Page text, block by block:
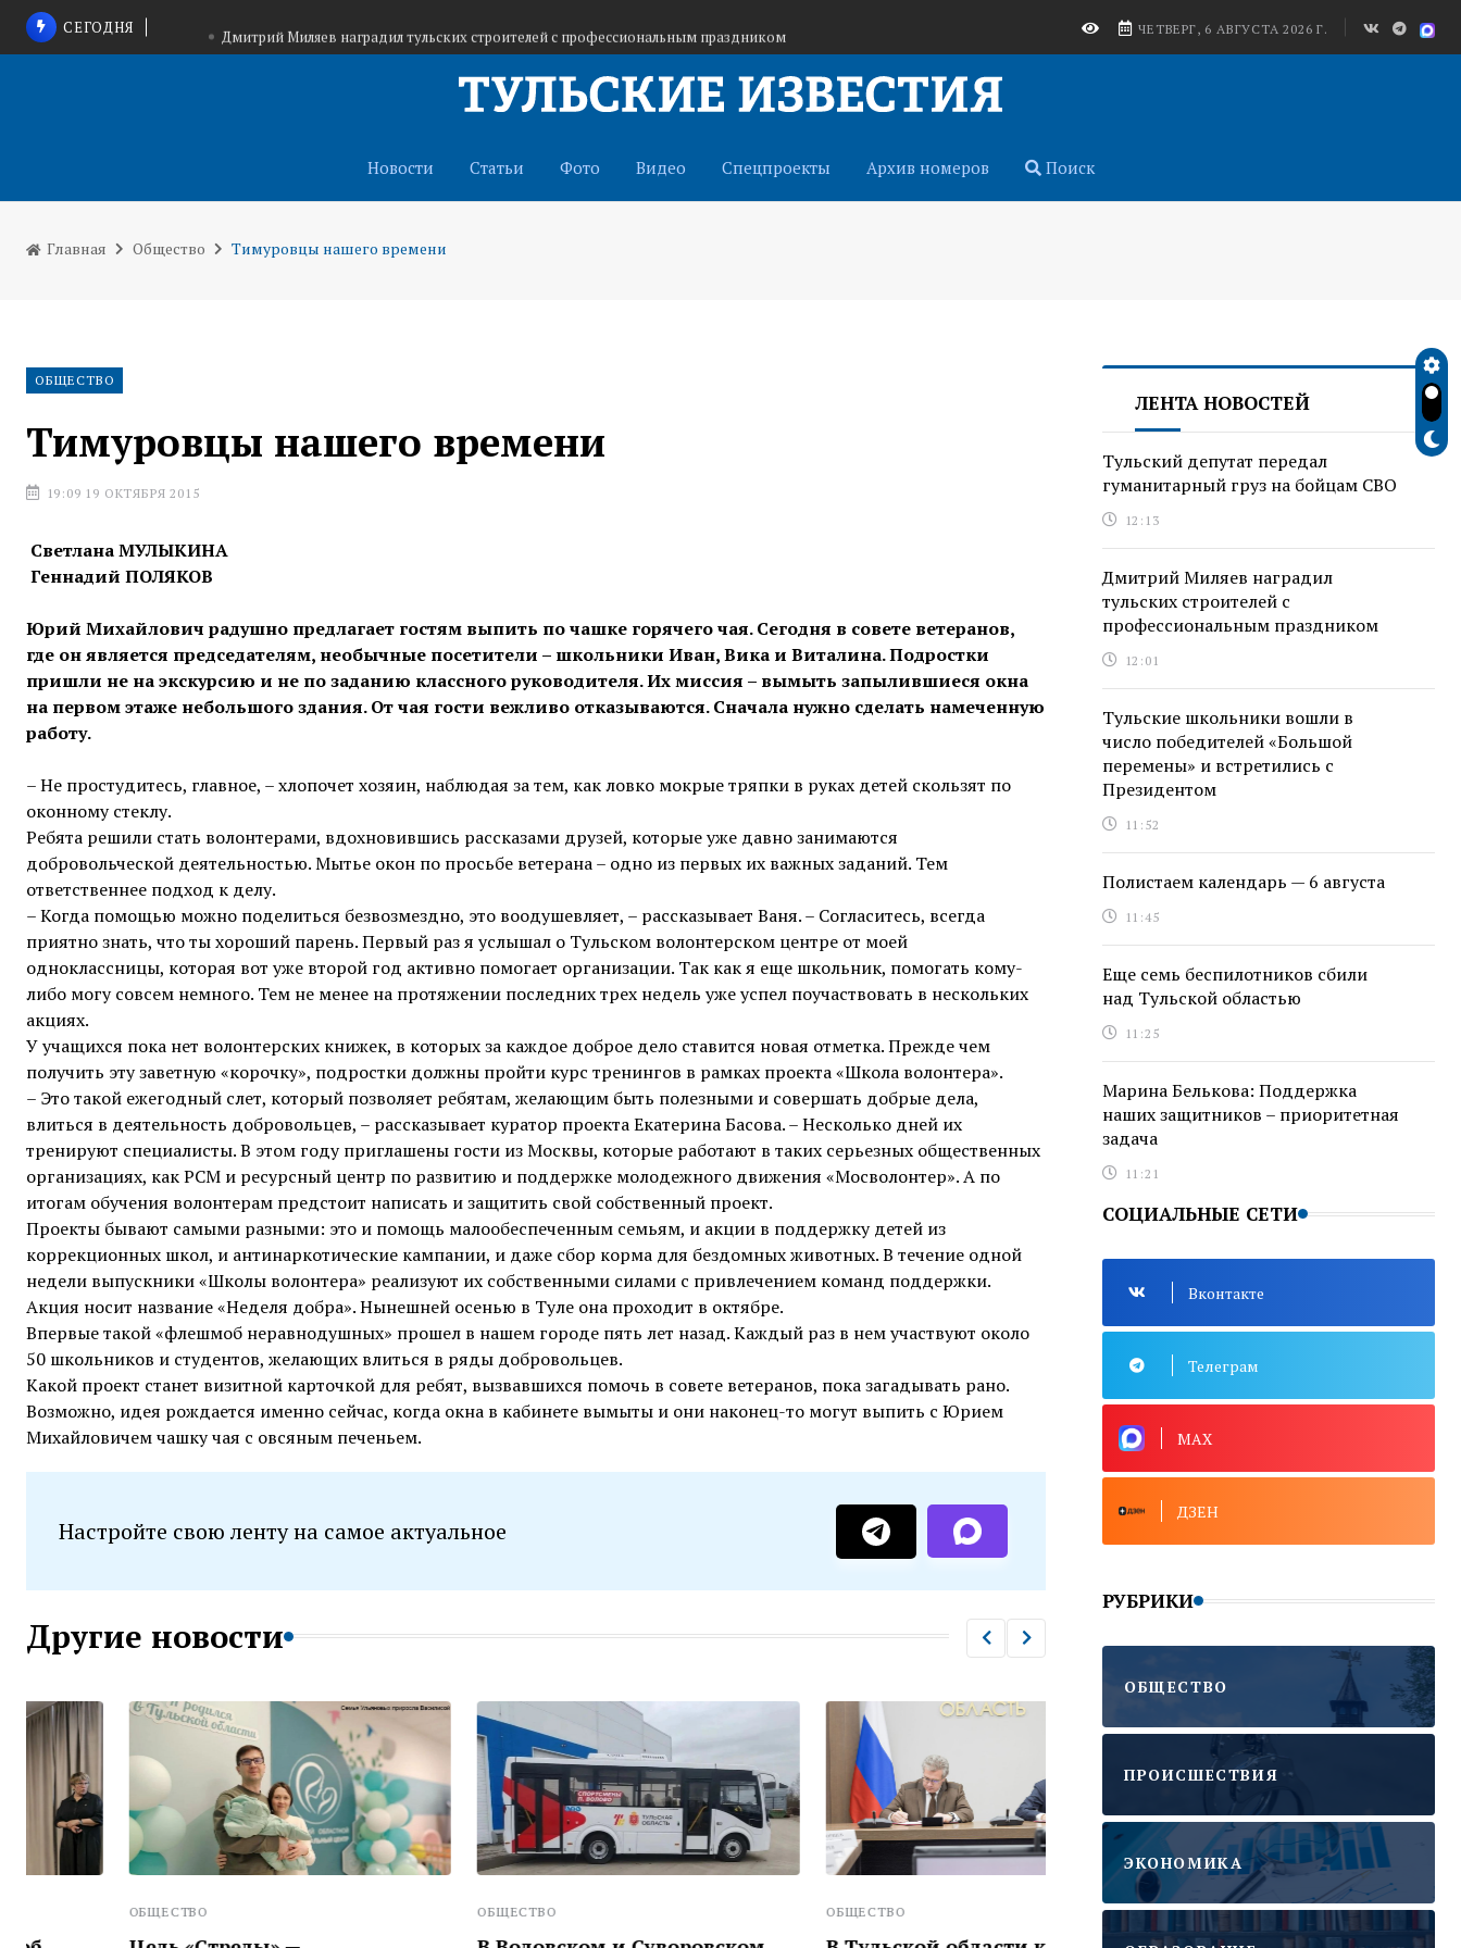
СЕГОДНЯ
Дмитрий Миляев наградил тульских строителей с профессиональным праздником
Тульские школьники вошли в число победителей «Большой перемены» и встретились с
Тульский депутат передал гуманитарный груз на бойцам СВО
ЧЕТВЕРГ, 6 АВГУСТА 2026 Г.
Новости Статьи Фото Видео Спецпроекты Архив номеров Поиск
Главная Общество Тимуровцы нашего времени
ОБЩЕСТВО
Тимуровцы нашего времени
19:09 19 ОКТЯБРЯ 2015
Светлана МУЛЫКИНА
Геннадий ПОЛЯКОВ
Юрий Михайлович радушно предлагает гостям выпить по чашке горячего чая. Сегодня в совете ветеранов,
где он является председателям, необычные посетители – школьники Иван, Вика и Виталина. Подростки
пришли не на экскурсию и не по заданию классного руководителя. Их миссия – вымыть запылившиеся окна
на первом этаже небольшого здания. От чая гости вежливо отказываются. Сначала нужно сделать намеченную
работу.
– Не простудитесь, главное, – хлопочет хозяин, наблюдая за тем, как ловко мокрые тряпки в руках детей скользят по
оконному стеклу.
Ребята решили стать волонтерами, вдохновившись рассказами друзей, которые уже давно занимаются
добровольческой деятельностью. Мытье окон по просьбе ветерана – одно из первых их важных заданий. Тем
ответственнее подход к делу.
– Когда помощью можно поделиться безвозмездно, это воодушевляет, – рассказывает Ваня. – Согласитесь, всегда
приятно знать, что ты хороший парень. Первый раз я услышал о Тульском волонтерском центре от моей
одноклассницы, которая вот уже второй год активно помогает организации. Так как я еще школьник, помогать кому-
либо могу совсем немного. Тем не менее на протяжении последних трех недель уже успел поучаствовать в нескольких
акциях.
У учащихся пока нет волонтерских книжек, в которых за каждое доброе дело ставится новая отметка. Прежде чем
получить эту заветную «корочку», подростки должны пройти курс тренингов в рамках проекта «Школа волонтера».
– Это такой ежегодный слет, который позволяет ребятам, желающим быть полезными и совершать добрые дела,
влиться в деятельность добровольцев, – рассказывает куратор проекта Екатерина Басова. – Несколько дней их
тренируют специалисты. В этом году приглашены гости из Москвы, которые работают в таких серьезных общественных
организациях, как РСМ и ресурсный центр по развитию и поддержке молодежного движения «Мосволонтер». А по
итогам обучения волонтерам предстоит написать и защитить свой собственный проект.
Проекты бывают самыми разными: это и помощь мало­обеспеченным семьям, и акции в поддержку детей из
коррекционных школ, и антинаркотические кампании, и даже сбор корма для бездомных животных. В течение одной
недели выпускники «Школы волонтера» реализуют их собственными силами с привлечением команд поддержки.
Акция носит название «Неделя добра». Нынешней осенью в Туле она проходит в октябре.
Впервые такой «флешмоб неравнодушных» прошел в нашем городе пять лет назад. Каждый раз в нем участвуют около
50 школьников и студентов, желающих влиться в ряды добровольцев.
Какой проект станет визитной карточкой для ребят, вызвавшихся помочь в cовете ветеранов, пока загадывать рано.
Возможно, идея рождается именно сейчас, когда окна в кабинете вымыты и они наконец-то могут выпить с Юрием
Михайловичем чашку чая с овсяным печеньем.
Настройте свою ленту на самое актуальное
Другие новости
ОБЩЕСТВО
ЛЕНТА НОВОСТЕЙ
Тульский депутат передал
гуманитарный груз на бойцам СВО
12:13
Дмитрий Миляев наградил
тульских строителей с
профессиональным праздником
12:01
Тульские школьники вошли в
число победителей «Большой
перемены» и встретились с
Президентом
11:52
Полистаем календарь — 6 августа
11:45
Еще семь беспилотников сбили
над Тульской областью
11:25
Марина Белькова: Поддержка
наших защитников – приоритетная
задача
11:21
СОЦИАЛЬНЫЕ СЕТИ
Вконтакте
Телеграм
MAX
ДЗЕН
РУБРИКИ
ОБЩЕСТВО
ПРОИСШЕСТВИЯ
ЭКОНОМИКА